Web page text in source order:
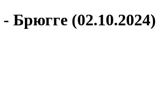
Брюгге (02.10.2024)